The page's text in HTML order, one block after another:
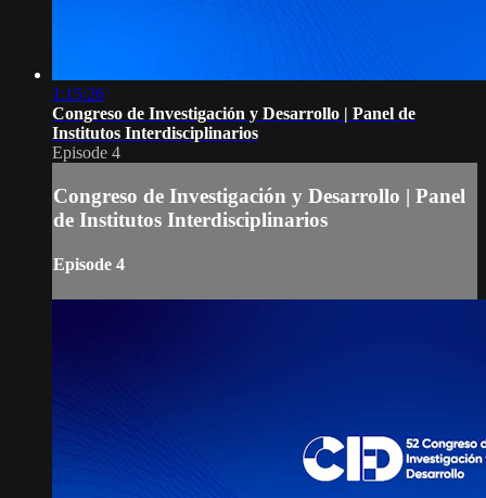
1:15:26
Congreso de Investigación y Desarrollo | Panel de
Institutos Interdisciplinarios
Episode 4
Congreso de Investigación y Desarrollo | Panel
de Institutos Interdisciplinarios
Episode 4